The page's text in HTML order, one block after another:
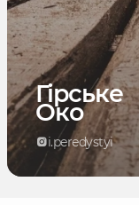
Гірське
Око
i.peredystyi